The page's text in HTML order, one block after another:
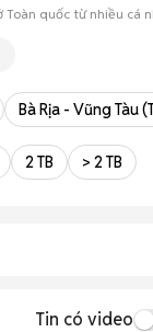
quốc từ nhiều cá
giá chính xác
Bà Rịa - Vũng Tàu
2 TB > 2 TB
Tin có video